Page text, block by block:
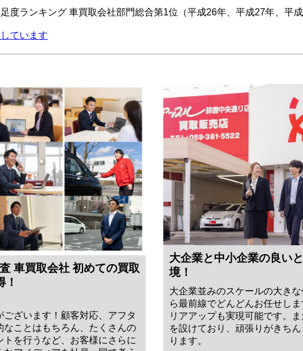
度ランキング 車買取会社部門総合第1位（平成26年、平成27年、平成
ています
車買取会社 初めての買取
！
ざいます！顧客対応、アフタ
なことはもちろん、たくさんの
トを行うなど、お客様にさらに
大企業と中小企業の良い
境！
大企業並みのスケールの大き
ら最前線でどんどんお任せし
リアアップも実現可能です。
を設けており、頑張りがきち
ります。